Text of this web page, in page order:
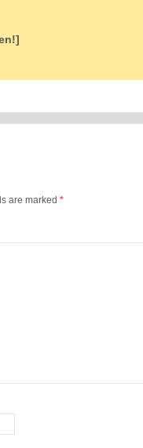
are marked *